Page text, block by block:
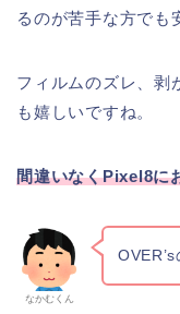
るのが苦手な方でも
フィルムのズレ、剥
も嬉しいですね。
間違いなくPixel8に
なかむくん